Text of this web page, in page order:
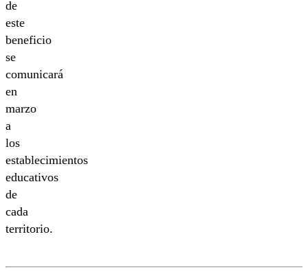
de
este
beneficio
se
comunicará
en
marzo
a
los
establecimientos
educativos
de
cada
territorio.